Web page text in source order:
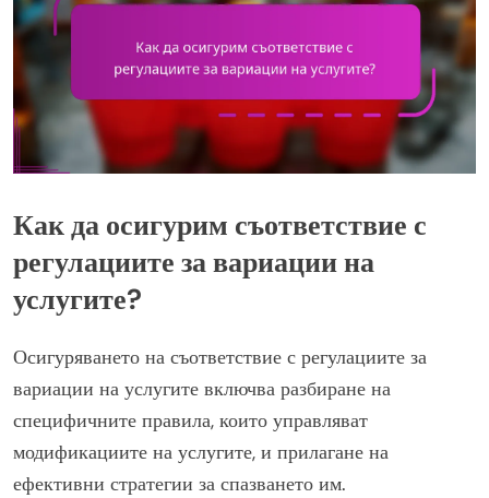
Как да осигурим съответствие с
регулациите за вариации на
услугите?
Осигуряването на съответствие с регулациите за
вариации на услугите включва разбиране на
специфичните правила, които управляват
модификациите на услугите, и прилагане на
ефективни стратегии за спазването им.